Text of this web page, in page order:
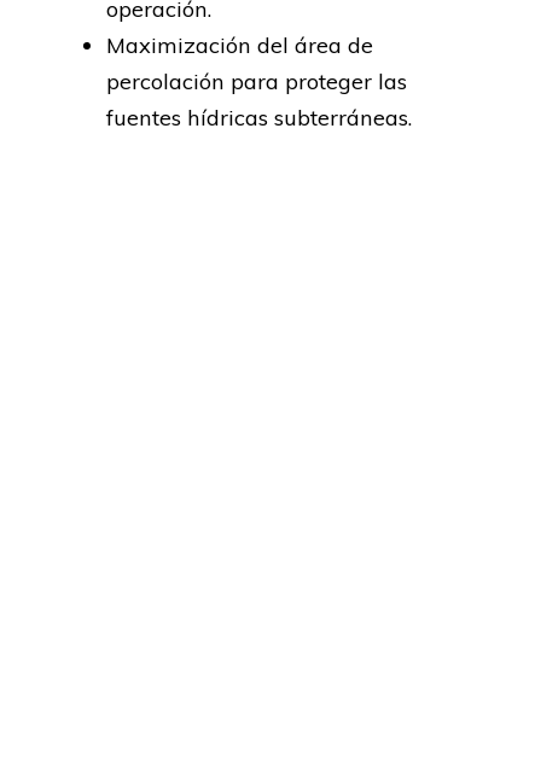
operación.
Maximización del área de
percolación para proteger las
fuentes hídricas subterráneas.